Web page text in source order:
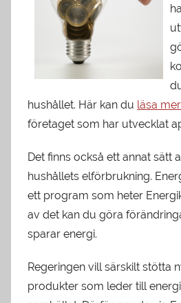
hushållet. Här kan du läsa
företaget som har utvecklat
Det finns också ett annat sätt
hushållets elförbrukning.
ett program som heter
av det kan du göra
sparar energi.
Regeringen vill särskilt stötta
produkter som leder till